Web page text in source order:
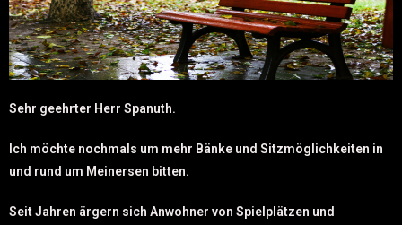
Sehr geehrter Herr Spanuth.
Ich möchte nochmals um mehr Bänke und Sitzmöglichkeiten in
und rund um Meinersen bitten.
Seit Jahren ärgern sich Anwohner von Spielplätzen und